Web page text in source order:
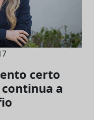
certo
a